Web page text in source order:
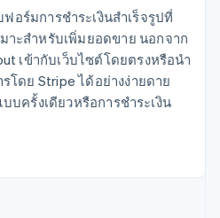
รซิงค์
ล
าการ
ามบันเทิง
สวงผลกำไร
าะทาง
ลีก
ค้ด
นักพัฒนา
ขาย
พาร์ทเนอร์
อร์มการชำระเงินสำเร็จรูปที่
ะสำหรับเพิ่มยอดขาย นอกจาก
เข้ากับเว็บไซต์โดยตรงหรือนำ
โดย Stripe ได้อย่างง่ายดาย
บครั้งเดียวหรือการชำระเงิน